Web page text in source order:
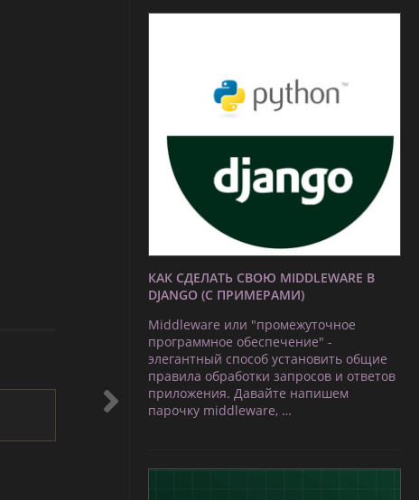
КАК СДЕЛАТЬ СВОЮ MIDDLEWARE В
DJANGO (С ПРИМЕРАМИ)
Middleware или "промежуточное
программное обеспечение" -
элегантный способ установить общие
правила обработки запросов и ответов
приложения. Давайте напишем
парочку middleware, …